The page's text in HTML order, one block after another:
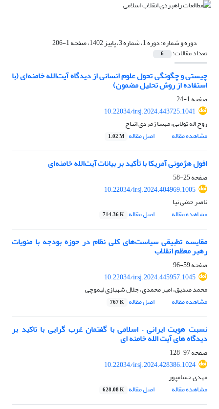
دوره و شماره:دوره 1، شماره 3، پاییز 1402، صفحه 1-206
تعداد مقالات: 6
چیستی و چگونگی تحول علوم انسانی از دیدگاه آیت‌الله خامنه‌ای (با
استفاده از روش تحلیل مضمون)
صفحه1-24
10.22034/irsj.2024.443725.1041
روح اله تولایی، مهسا زمردی انباج
مشاهده مقاله
اصل مقاله 1.02 M
افول هژمونی آمریکا با تأکید بر بیانات آیت‌الله خامنه‌ای
صفحه25-58
10.22034/irsj.2024.404969.1005
ناصر حضی نیا
مشاهده مقاله
اصل مقاله 714.36 K
مقایسه تطبیقی سیاست‌های کلی نظام در حوزه بودجه با منویات
رهبر معظم انقلاب
صفحه59-96
10.22034/irsj.2024.445957.1045
محمد صدیق، امیر محمدی، جلال شهبازی لیموچی
مشاهده مقاله
اصل مقاله 767 K
نسبت هویت ایرانی – اسلامی با گفتمان غرب گرایی با تاکید بر
دیدگاه های آیت الله خامنه ای
صفحه97-128
10.22034/irsj.2024.428386.1024
مهدی حسامپور
مشاهده مقاله
اصل مقاله 628.08 K